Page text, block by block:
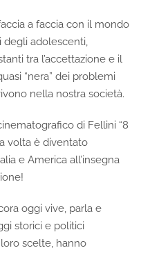
a faccia con il mondo
degli adolescenti,
tra l’accettazione e il
“nera” dei problemi
nella nostra società.
di Fellini “8
volta è diventato
e America all’insegna
oggi vive, parla e
storici e politici
scelte, hanno